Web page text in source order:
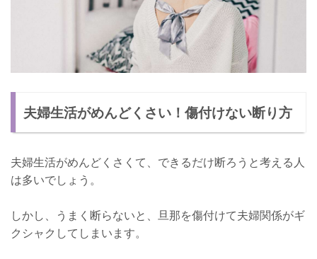
夫婦生活がめんどくさい！傷付けない断り方
夫婦生活がめんどくさくて、できるだけ断ろうと考える人
は多いでしょう。
しかし、うまく断らないと、旦那を傷付けて夫婦関係がギ
クシャクしてしまいます。